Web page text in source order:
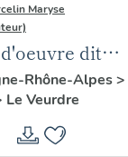
Maryse
dit
du prieur de
de
Rhône-Alpes>
Le Veurdre